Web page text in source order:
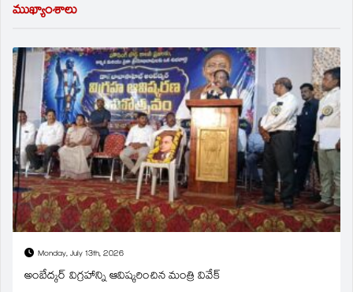
ముఖ్యాంశాలు
Monday, July 13th, 2026
అంబేద్కర్ విగ్రహాన్ని ఆవిష్కరించిన మంత్రి వివేక్